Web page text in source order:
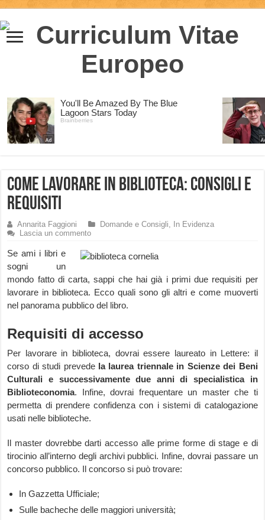
Come lavorare in Biblioteca: consigli e
requisiti
Annarita Faggioni Domande e Consigli,
In Evidenza
Lascia un commento
Se ami i libri e
sogni un
mondo fatto di carta, sappi che hai già i primi due requisiti per
lavorare in biblioteca. Ecco quali sono gli altri e come muoverti
nel panorama pubblico del libro.
Requisiti di accesso
Per lavorare in biblioteca, dovrai essere laureato in Lettere: il
corso di studi prevede la laurea triennale in Scienze dei Beni
Culturali e successivamente due anni di specialistica in
Biblioteconomia. Infine, dovrai frequentare un master che ti
permetta di prendere confidenza con i sistemi di catalogazione
usati nelle biblioteche.
Il master dovrebbe darti accesso alle prime forme di stage e di
tirocinio all’interno degli archivi pubblici. Infine, dovrai passare un
concorso pubblico. Il concorso si può trovare:
In Gazzetta Ufficiale;
Sulle bacheche delle maggiori università;